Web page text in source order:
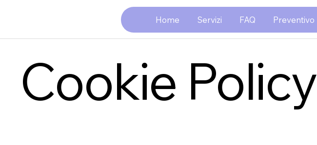
Home Servizi FAQ Preventivo
Cookie Policy